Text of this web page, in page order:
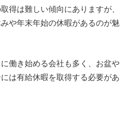
得は難しい傾向にありますが、
や年末年始の休暇があるのが魅
働き始める会社も多く、お盆や
は有給休暇を取得する必要があ